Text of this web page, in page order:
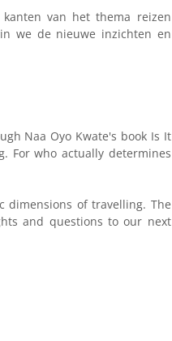
van het thema reizen
we de nieuwe inzichten en
Naa Oyo Kwate's book Is It
For who actually determines
of travelling. The
and questions to our next